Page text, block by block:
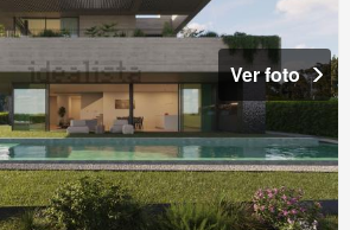
Ver foto